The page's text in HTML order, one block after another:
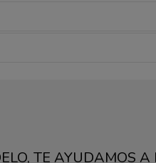
TE AYUDAMOS